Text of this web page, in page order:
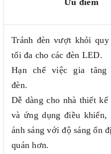
Tránh đèn vượt khỏi
tối đa cho các đèn LED.
Hạn chế việc gia tăng
đèn.
Dễ dàng cho nhà thiết kế
và ứng dụng điều khiển,
ánh sáng với độ sáng ổn
quán hơn.